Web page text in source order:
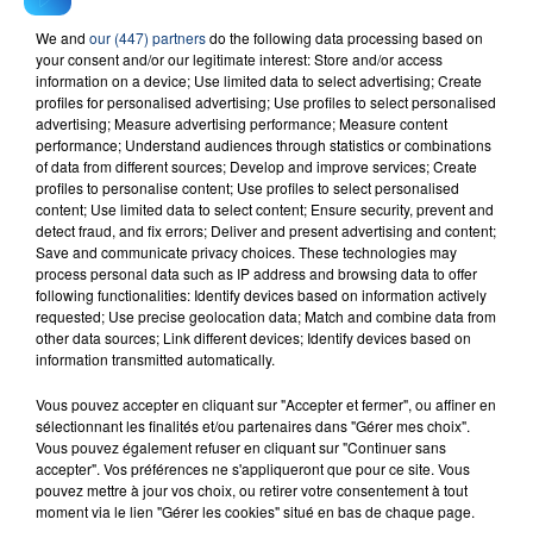
23 juillet 2026
INCENDIE MORTEL À LENS : UNE FEMME ET
SON BÉBÉ ENTRE LA VIE ET LA...
Un homme s'est immolé par le feu après avoir
aspergé sa compagne et leur bébé de trois mois
d'un liquide inflammable.
20 juillet 2026
UNE ADOLESCENTE DEVANT SE FAIRE
OPÉRER DE LA CHEVILLE RESSORT DE LA...
La famille a porté plainte contre la clinique qui a
reconnu sa responsabilité et présenté ses
excuses.
TITRES DIFFUSÉS
We and our (447) partnersdo the following data processing based on
your consent and/or our legitimate interest: Store and/or access
information on a device; Use limited data to select advertising; Create
profiles for personalised advertising; Use profiles to select personalised
advertising; Measure advertising performance; Measure content
performance; Understand audiences through statistics or combinations
of data from different sources; Develop and improve services; Create
profiles to personalise content; Use profiles to select personalised
content; Use limited data to select content; Ensure security, prevent and
detect fraud, and fix errors; Deliver and present advertising and content;
Save and communicate privacy choices. These technologies may
process personal data such as IP address and browsing data to offer
following functionalities: Identify devices based on information actively
requested; Use precise geolocation data; Match and combine data from
other data sources; Link different devices; Identify devices based on
information transmitted automatically.
Vous pouvez accepter en cliquant sur "Accepter et fermer", ou affiner en
sélectionnant les finalités et/ou partenaires dans "Gérer mes choix".
Vous pouvez également refuser en cliquant sur "Continuer sans
accepter". Vos préférences ne s'appliqueront que pour ce site. Vous
pouvez mettre à jour vos choix, ou retirer votre consentement à tout
moment via le lien "Gérer les cookies" situé en bas de chaque page.